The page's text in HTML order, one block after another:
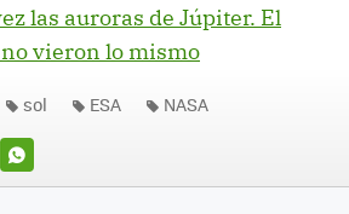
las auroras de Júpiter. El
vieron lo mismo
WHATSAPP
sol ESA NASA